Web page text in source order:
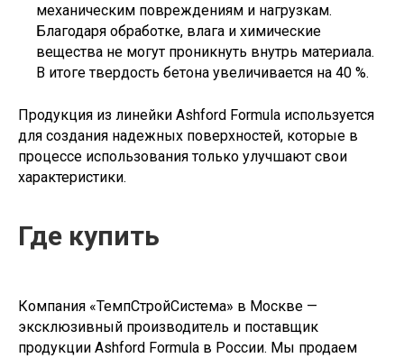
механическим повреждениям и нагрузкам.
Благодаря обработке, влага и химические
вещества не могут проникнуть внутрь материала.
В итоге твердость бетона увеличивается на 40 %.
Продукция из линейки Ashford Formula используется
для создания надежных поверхностей, которые в
процессе использования только улучшают свои
характеристики.
Где купить
Компания «ТемпСтройСистема» в Москве —
эксклюзивный производитель и поставщик
продукции Ashford Formula в России. Мы продаем